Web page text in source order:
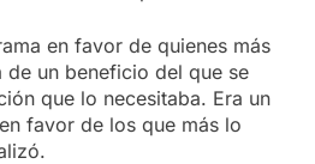
en favor de quienes más
de un beneficio del que se
que lo necesitaba. Era un
favor de los que más lo